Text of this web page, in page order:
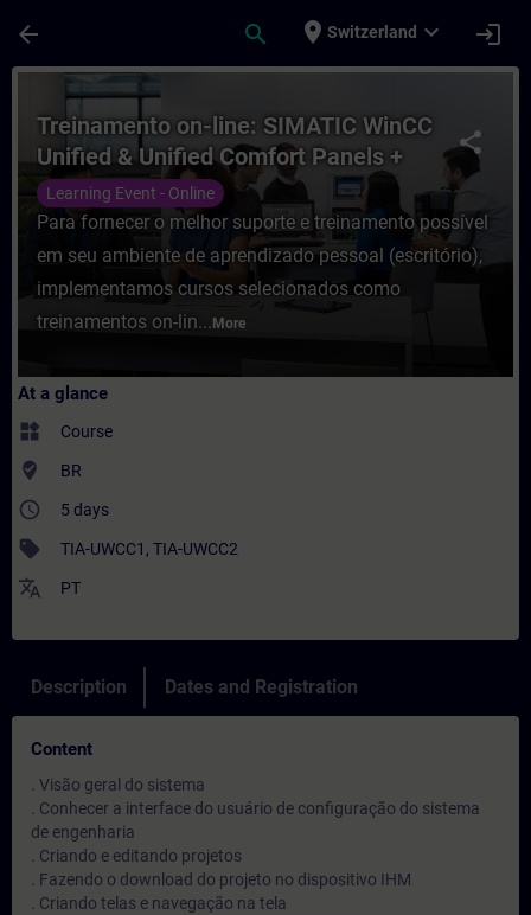
arrow_back search place Switzerland expand_more login
Course - Treinamento on-line: SIMATIC
share
Treinamento on-line: SIMATIC WinCC
Unified & Unified Comfort Panels +
SIMATIC WinCC Unified para PC-
Systems
Learning Event - Online
Para fornecer o melhor suporte e treinamento possível
em seu ambiente de aprendizado pessoal (escritório),
implementamos cursos selecionados como
treinamentos on-lin... More
At a glance
widgets Course
where_to_vote BR
access_time 5 days
sell TIA-UWCC1, TIA-UWCC2
translate PT
Description Dates and Registration
Content
. Visão geral do sistema
. Conhecer a interface do usuário de configuração do sistema
de engenharia
. Criando e editando projetos
. Fazendo o download do projeto no dispositivo IHM
. Criando telas e navegação na tela